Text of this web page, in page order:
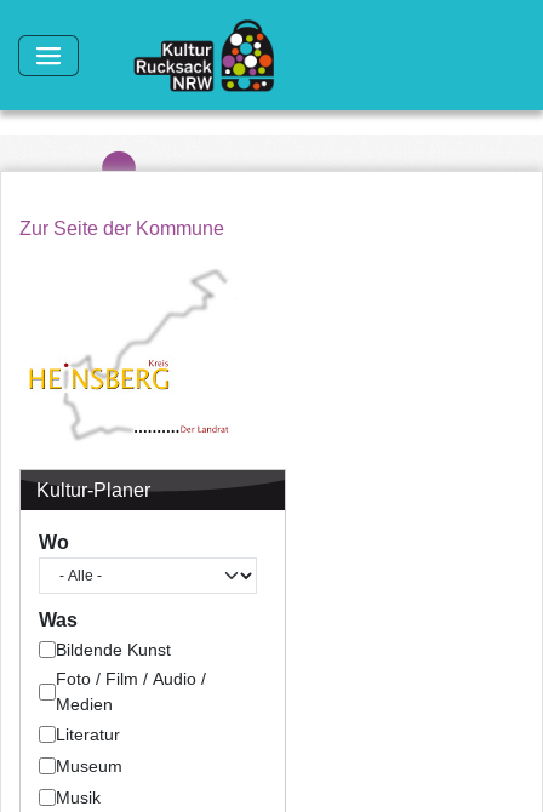
Zur Seite der Kommune
Kultur-Planer
Wo
Was
Bildende Kunst
Foto / Film / Audio /
Medien
Literatur
Museum
Musik